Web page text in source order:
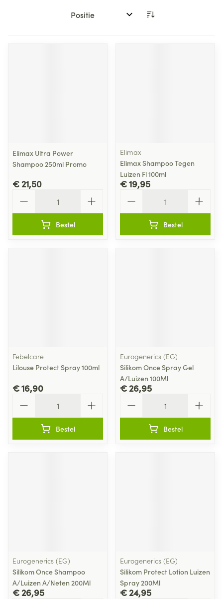
Sorteer op:
Elimax Ultra Power
Shampoo 250ml Promo
€ 21,50
Bestel
Elimax
Elimax Shampoo Tegen
Luizen Fl 100ml
€ 19,95
Bestel
Febelcare
Lilouse Protect Spray 100ml
€ 16,90
Bestel
Eurogenerics (EG)
Silikom Once Spray Gel
A/Luizen 100Ml
€ 26,95
Bestel
Eurogenerics (EG)
Silikom Once Shampoo
A/Luizen A/Neten 200Ml
€ 26,95
Eurogenerics (EG)
Silikom Protect Lotion Luizen
Spray 200Ml
€ 24,95